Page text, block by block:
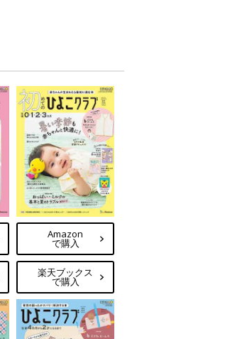
Amazon
で購入
楽天ブックス
で購入